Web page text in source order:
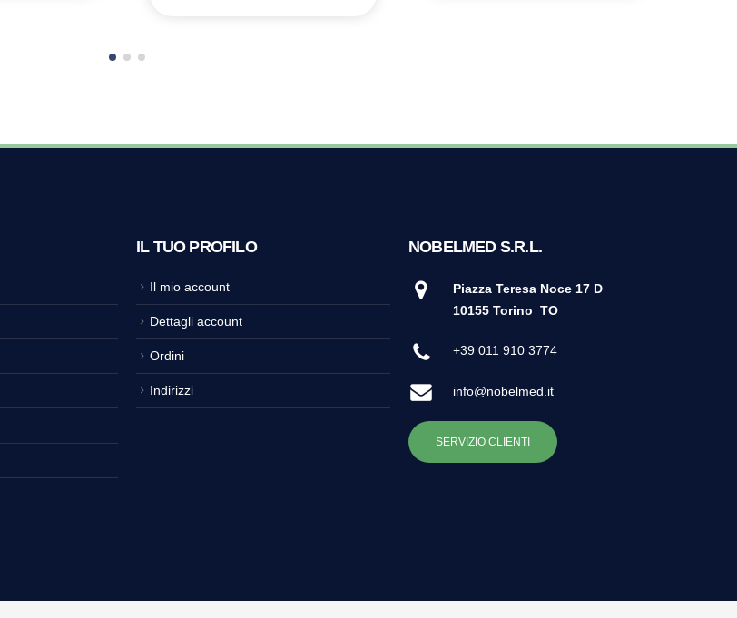
IL TUO PROFILO
Il mio account
Dettagli account
Ordini
Indirizzi
NOBELMED S.R.L.
Piazza Teresa Noce 17 D
10155 Torino TO
+39 011 910 3774
info@nobelmed.it
SERVIZIO CLIENTI